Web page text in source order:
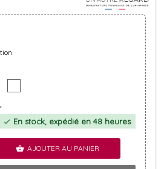
check En stock, expédié en 48 heures
shopping_basket AJOUTER AU PANIER